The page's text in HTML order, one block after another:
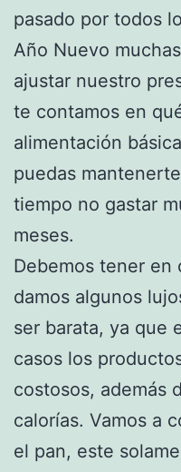
pasado por todos
Año Nuevo
ajustar nuestro
te contamos en
alimentación
puedas mantenerte
tiempo no gastar
meses.
Debemos tener en
damos algunos
ser barata, ya que
casos los
costosos, además
calorías. Vamos a
el pan, este